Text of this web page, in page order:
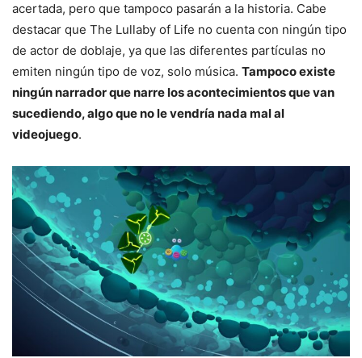
acertada, pero que tampoco pasarán a la historia. Cabe
destacar que The Lullaby of Life no cuenta con ningún tipo
de actor de doblaje, ya que las diferentes partículas no
emiten ningún tipo de voz, solo música. Tampoco existe
ningún narrador que narre los acontecimientos que van
sucediendo, algo que no le vendría nada mal al
videojuego.